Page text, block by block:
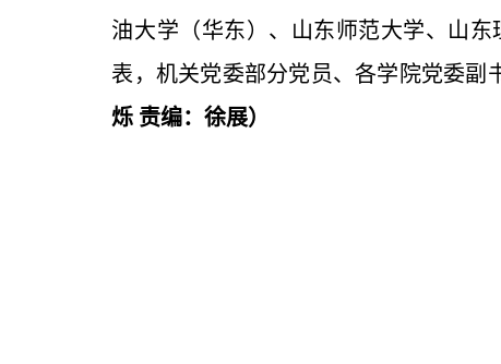
油大学（华东）、山东师范大学、山
表，机关党委部分党员、各学院党委副
烁 责编：徐展）